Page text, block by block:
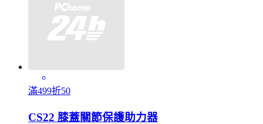
滿499折50
CS22 膝蓋關節保護助力器